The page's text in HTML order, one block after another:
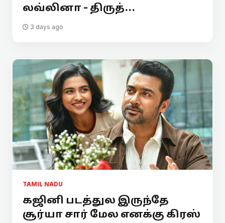
லவ்லினா - திருத்...
3 days ago
TAMIL NADU
கஜினி படத்துல இருந்தே
சூர்யா சார் மேல எனக்கு கிரஸ்